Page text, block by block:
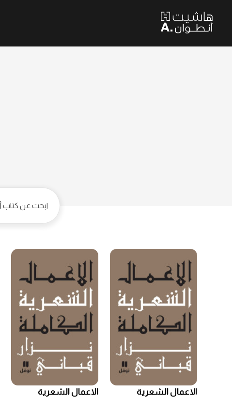
الاعمال الشعرية
الاعمال الشعرية